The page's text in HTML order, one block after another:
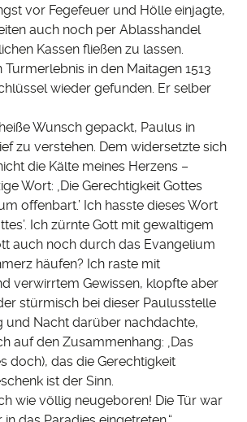
vor Fegefeuer und Hölle einjagte,
auch noch per Ablasshandel
Kassen fließen zu lassen.
in den Maitagen 1513
wieder gefunden. Er selber
Wunsch gepackt, Paulus in
zu verstehen. Dem widersetzte sich
die Kälte meines Herzens –
Wort: ‚Die Gerechtigkeit Gottes
offenbart.’ Ich hasste dieses Wort
Ich zürnte Gott mit gewaltigem
auch noch durch das Evangelium
häufen? Ich raste mit
verwirrtem Gewissen, klopfte aber
stürmisch bei dieser Paulusstelle
und Nacht darüber nachdachte,
auf den Zusammenhang: ‚Das
doch), das die Gerechtigkeit
ist der Sinn.
wie völlig neugeboren! Die Tür war